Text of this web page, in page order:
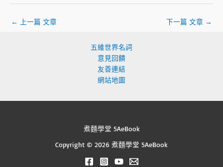
← 上一篇 文章 下一篇 文章 →
五維世界名詞
意見回饋
友善連結
網站地圖
煮麵學堂 5AeBook
Copyright © 2026 煮麵學堂 5AeBook